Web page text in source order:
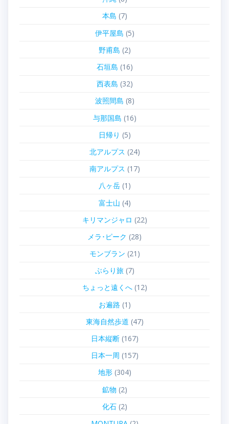
本島 (7)
伊平屋島 (5)
野甫島 (2)
石垣島 (16)
西表島 (32)
波照間島 (8)
与那国島 (16)
日帰り (5)
北アルプス (24)
南アルプス (17)
八ヶ岳(1)
富士山 (4)
キリマンジャロ (22)
メラ･ピーク (28)
モンブラン (21)
ぶらり旅(7)
ちょっと遠くへ(12)
お遍路 (1)
東海自然歩道 (47)
日本縦断(167)
日本一周 (157)
地形(304)
鉱物 (2)
化石(2)